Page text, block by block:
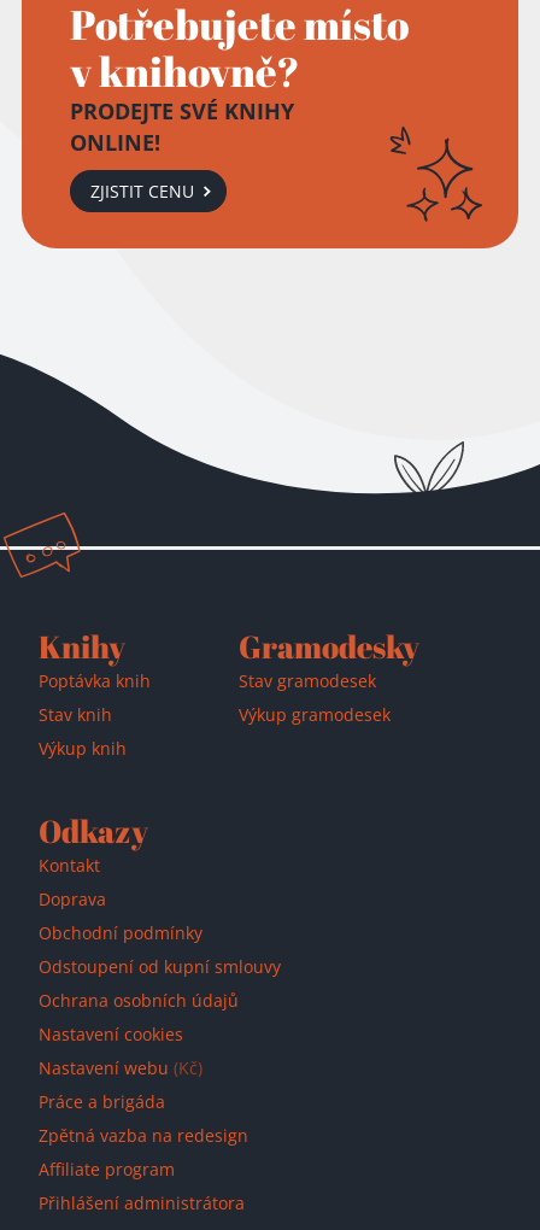
Potřebujete místo
v knihovně?
PRODEJTE SVÉ KNIHY
ONLINE!
ZJISTIT CENU
Přidáno do košíku!
Knihy
Poptávka knih
Stav knih
Výkup knih
Gramodesky
Stav gramodesek
Výkup gramodesek
Odkazy
Kontakt
Doprava
Obchodní podmínky
Odstoupení od kupní smlouvy
Ochrana osobních údajů
Nastavení cookies
Nastavení webu (Kč)
Práce a brigáda
Zpětná vazba na redesign
Affiliate program
Přihlášení administrátora